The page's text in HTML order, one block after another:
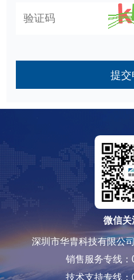
提交
微信关
深圳市华胄科技有限公
销售服务专线
技术支持专线